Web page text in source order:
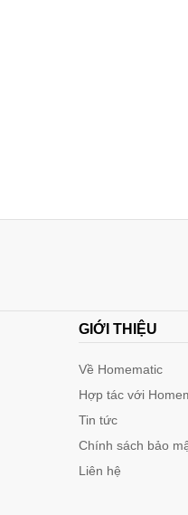
GIỚI THIỆU
Về Homematic
Hợp tác với
Tin tức
Chính sách bảo
Liên hệ